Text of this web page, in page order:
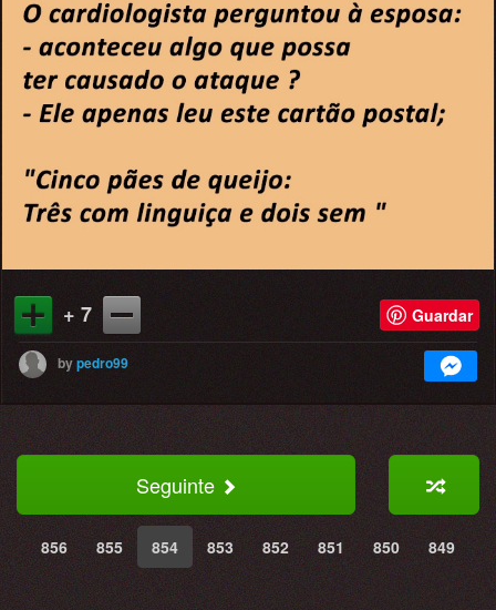
+ 7 Guardar
bypedro99
Seguinte
856 855 854 853 852 851 850 849